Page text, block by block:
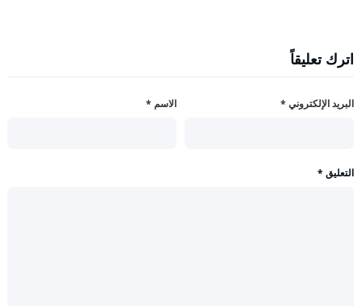
اترك تعليقاً
الاسم * البريد الإلكتروني *
التعليق *